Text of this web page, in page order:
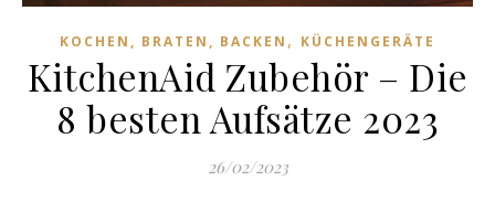
KOCHEN, BRATEN, BACKEN , KÜCHENGERÄTE
KitchenAid Zubehör – Die
8 besten Aufsätze 2023
26/02/2023